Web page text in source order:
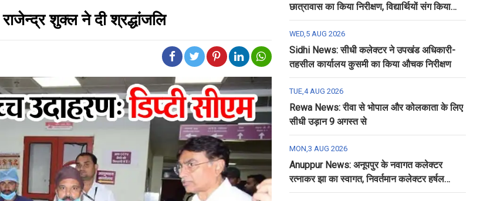
शुक्ल ने दी श्रद्धांजलि
छात्रावास का किया निरीक्षण, विद्यार्थियों संग किया
रात्रि भोजन
WED,5 AUG 2026
Sidhi News: सीधी कलेक्टर ने उपखंड अधिकारी-
तहसील कार्यालय कुसमी का किया औचक निरीक्षण
TUE,4 AUG 2026
Rewa News: रीवा से भोपाल और कोलकाता के लिए
सीधी उड़ान 9 अगस्त से
MON,3 AUG 2026
Anuppur News: अनूपपुर के नवागत कलेक्टर
रत्नाकर झा का स्वागत, निवर्तमान कलेक्टर हर्षल
पंचोली को दी गई विदाई